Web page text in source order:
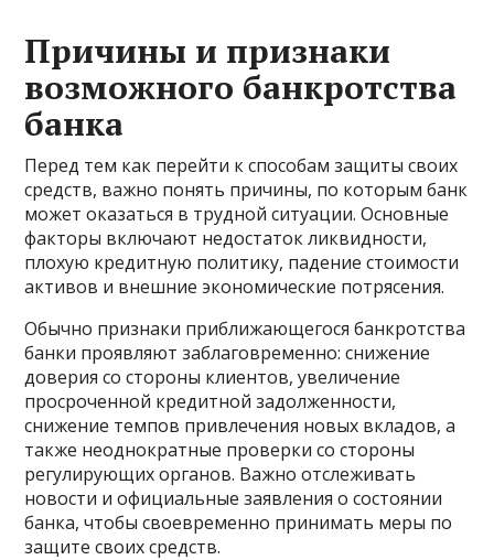
Причины и признаки
возможного банкротства
банка
Перед тем как перейти к способам защиты своих
средств, важно понять причины, по которым банк
может оказаться в трудной ситуации. Основные
факторы включают недостаток ликвидности,
плохую кредитную политику, падение стоимости
активов и внешние экономические потрясения.
Обычно признаки приближающегося банкротства
банки проявляют заблаговременно: снижение
доверия со стороны клиентов, увеличение
просроченной кредитной задолженности,
снижение темпов привлечения новых вкладов, а
также неоднократные проверки со стороны
регулирующих органов. Важно отслеживать
новости и официальные заявления о состоянии
банка, чтобы своевременно принимать меры по
защите своих средств.